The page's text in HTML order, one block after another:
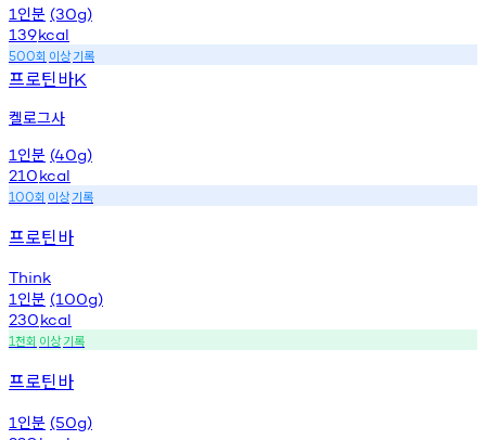
1 인분 (30g)
139kcal
500회 이상기록
프로틴바K
켈로그사
1 인분 (40g)
210kcal
100회 이상기록
프로틴바
Think
1 인분 (100g)
230kcal
1천회 이상기록
프로틴바
1 인분 (50g)